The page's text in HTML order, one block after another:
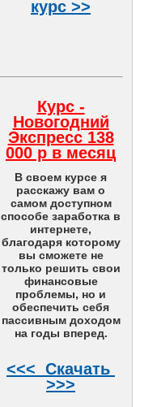
курс >>
Курс -
Новогодний
Экспресс 138
000 р в месяц
В своем курсе я
расскажу вам о
самом доступном
способе заработка в
интернете,
благодаря которому
вы сможете не
только решить свои
финансовые
проблемы, но и
обеспечить себя
пассивным доходом
на годы вперед.
<<< Скачать
>>>